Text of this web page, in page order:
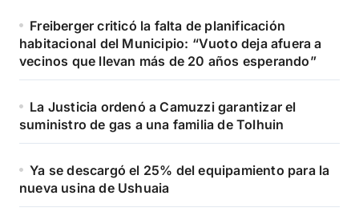
Freiberger criticó la falta de planificación
habitacional del Municipio: “Vuoto deja afuera a
vecinos que llevan más de 20 años esperando”
La Justicia ordenó a Camuzzi garantizar el
suministro de gas a una familia de Tolhuin
Ya se descargó el 25% del equipamiento para la
nueva usina de Ushuaia